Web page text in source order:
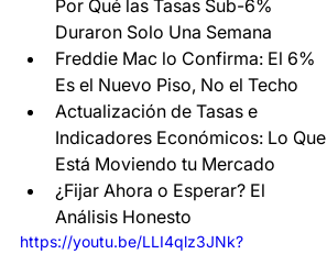
Por Qué las Tasas Sub-6%
Duraron Solo Una Semana
Freddie Mac lo Confirma: El 6%
Es el Nuevo Piso, No el Techo
Actualización de Tasas e
Indicadores Económicos: Lo Que
Está Moviendo tu Mercado
¿Fijar Ahora o Esperar? El
Análisis Honesto
https://youtu.be/LLI4qlz3JNk?